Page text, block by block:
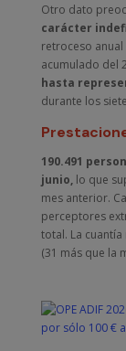
Otro dato
carácter
retroceso anual
acumulado del
hasta
durante los
190.491
junio,lo que
mes anterior.
perceptores
total. La
(31 más que la